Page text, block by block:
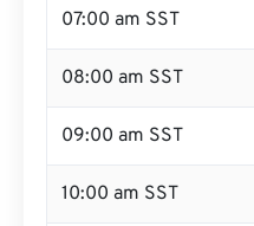
07:00 am SST
08:00 am SST
09:00 am SST
10:00 am SST